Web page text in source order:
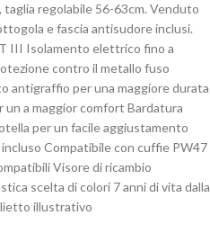
taglia regolabile 56-63cm. Venduto
e fascia antisudore inclusi.
III Isolamento elettrico fino a
contro il metallo fuso
antigraffio per una maggiore durata
a maggior comfort Bardatura
per un facile aggiustamento
Compatibile con cuffie PW47
Visore di ricambio
scelta di colori 7 anni di vita dalla
illustrativo